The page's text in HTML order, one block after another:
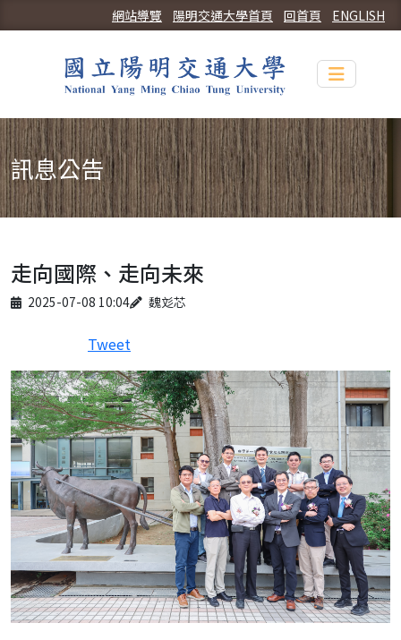
ENGLISH
回首頁
陽明交通大學首頁
網站導覽
Toggle
訊息公告
走向國際、走向未來
Published on
2025-07-08 10:04
Author 魏彣芯
Tweet